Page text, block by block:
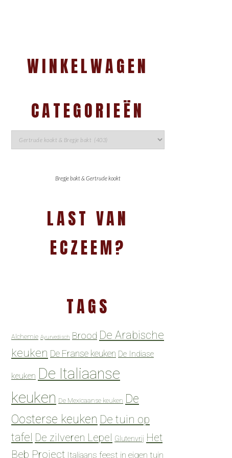
WINKELWAGEN
CATEGORIEËN
Bregje bakt & Gertrude kookt
LAST VAN
ECZEEM?
TAGS
Alchemie Ayurvedisch Brood De Arabische
keuken De Franse keuken De Indiase
keuken De Italiaanse
keuken De Mexicaanse keuken De
Oosterse keuken De tuin op
tafel De zilveren Lepel Glutenvrij Het
Beb Project Italiaans feest in eigen tuin